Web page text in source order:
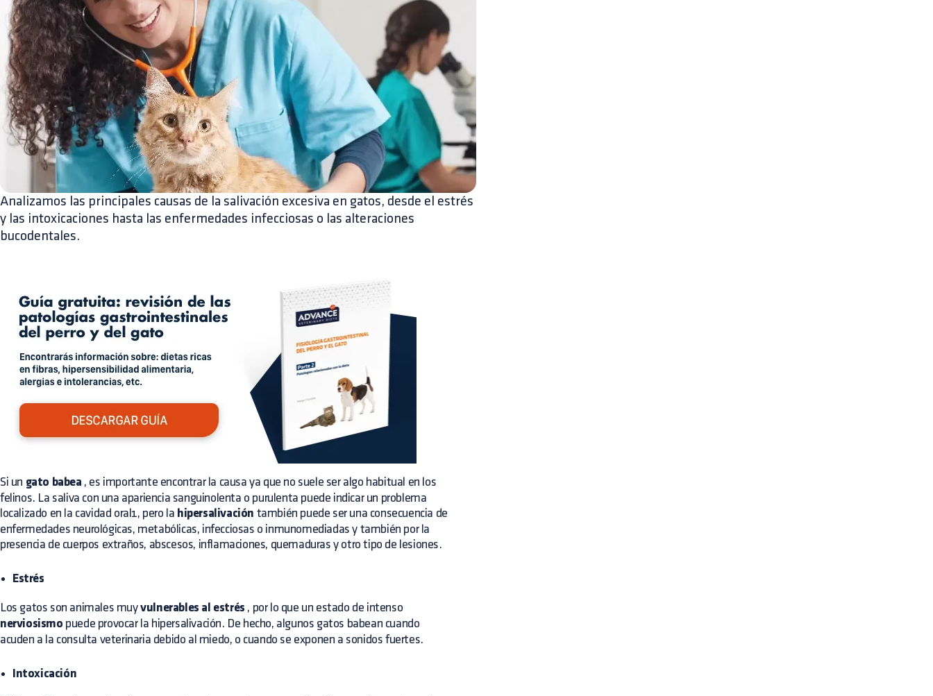
Analizamos las principales causas de la salivación excesiva en gatos, desde el estrés
y las intoxicaciones hasta las enfermedades infecciosas o las alteraciones
bucodentales.
Si un gato babea , es importante encontrar la causa ya que no suele ser algo habitual en los
felinos. La saliva con una apariencia sanguinolenta o purulenta puede indicar un problema
localizado en la cavidad oral1, pero la hipersalivación también puede ser una consecuencia de
enfermedades neurológicas, metabólicas, infecciosas o inmunomediadas y también por la
presencia de cuerpos extraños, abscesos, inflamaciones, quemaduras y otro tipo de lesiones.
Estrés
Los gatos son animales muyvulnerables al estrés , por lo que un estado de intenso
nerviosismo puede provocar la hipersalivación. De hecho, algunos gatos babean cuando
acuden a la consulta veterinaria debido al miedo, o cuando se exponen a sonidos fuertes.
Intoxicación